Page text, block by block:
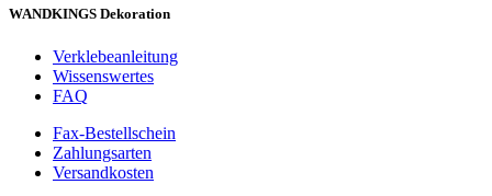
WANDKINGS Dekoration
Verklebeanleitung
Wissenswertes
FAQ
Fax-Bestellschein
Zahlungsarten
Versandkosten